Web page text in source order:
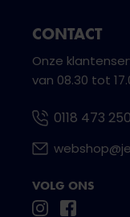
CONTACT
Onze
van 08.30 tot
0118 473 250
VOLG ONS